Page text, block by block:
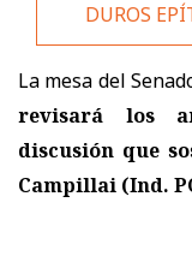
DUROS
La mesa del
revisará los
discusión que
Campillai (Ind.